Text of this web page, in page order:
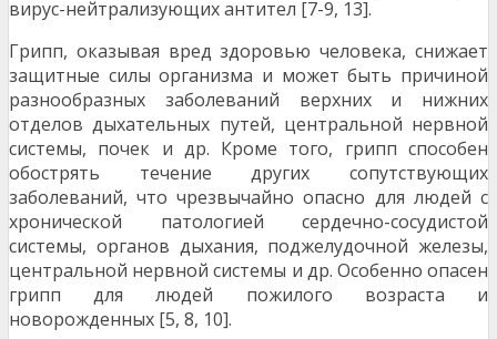
вирус-нейтрализующих антител [7-9, 13].
Грипп, оказывая вред здоровью человека, снижает
защитные силы организма и может быть причиной
разно­образных заболеваний верхних и нижних
отделов дыха­тельных путей, центральной нервной
системы, почек и др. Кроме того, грипп способен
обострять течение других сопутствующих
заболеваний, что чрезвычайно опасно для людей с
хронической патологией сердечно-сосудистой
системы, органов дыхания, поджелудочной железы,
цен­тральной нервной системы и др. Особенно опасен
грипп для людей пожилого возраста и
новорожденных [5, 8, 10].